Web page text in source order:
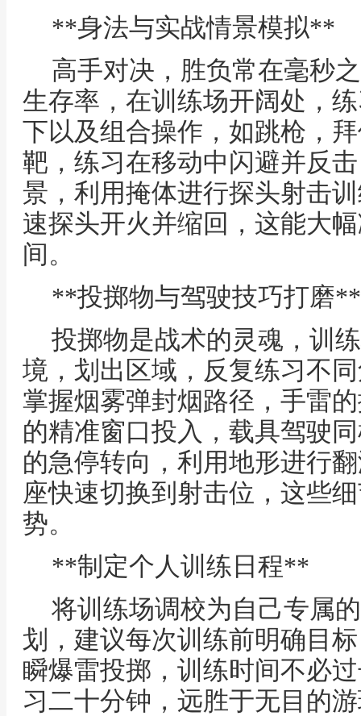
**身法与实战情景模拟**
高手对决，胜负常在毫秒
生存率，在训练场开阔处，
下以及组合操作，如跳枪，
靶，练习在移动中闪避并反
景，利用掩体进行探头射击
速探头开火并缩回，这能大
间。
**投掷物与驾驶技巧打磨**
投掷物是战术的灵魂，训
境，划出区域，反复练习不
掌握烟雾弹封烟路径，手雷
的精准窗口投入，载具驾驶
的急停转向，利用地形进行
座快速切换到射击位，这些
势。
**制定个人训练日程**
将训练场调校为自己专属
划，建议每次训练前明确目
瞬爆雷投掷，训练时间不必
习二十分钟，远胜于无目的